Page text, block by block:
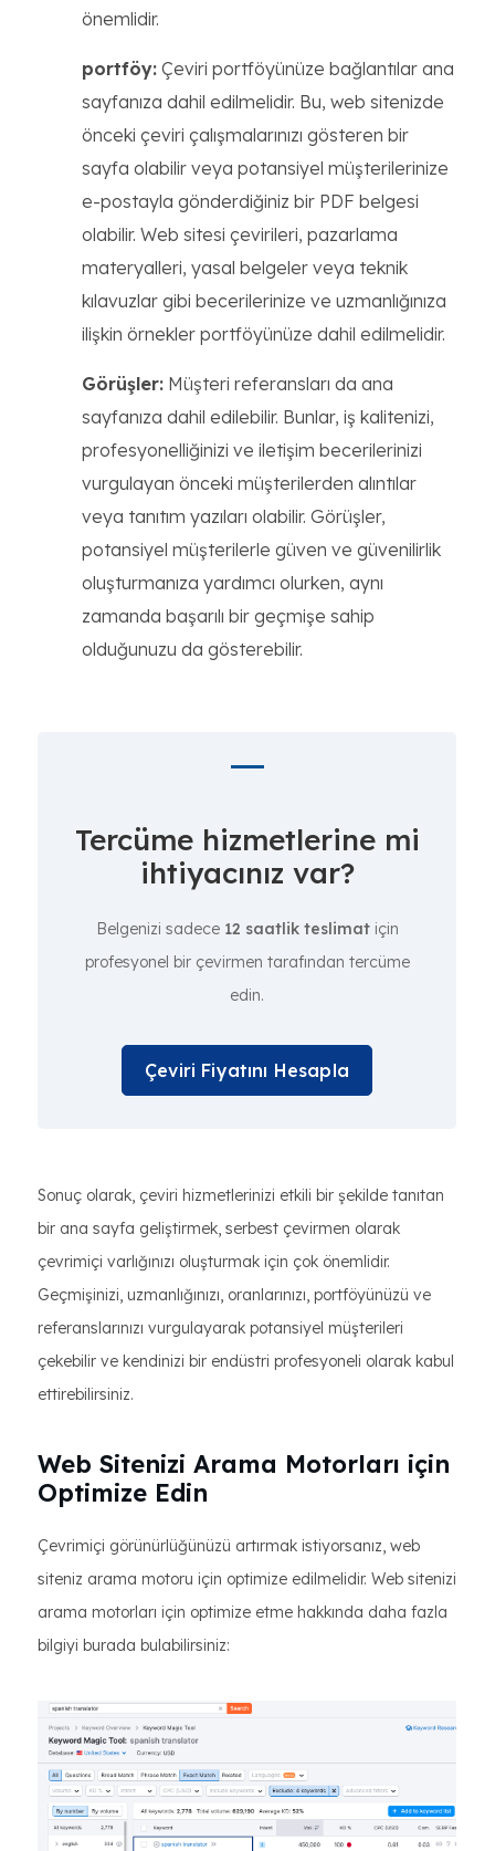
önemlidir.
portföy: Çeviri portföyünüze bağlantılar ana
sayfanıza dahil edilmelidir. Bu, web sitenizde
önceki çeviri çalışmalarınızı gösteren bir
sayfa olabilir veya potansiyel müşterilerinize
e-postayla gönderdiğiniz bir PDF belgesi
olabilir. Web sitesi çevirileri, pazarlama
materyalleri, yasal belgeler veya teknik
kılavuzlar gibi becerilerinize ve uzmanlığınıza
ilişkin örnekler portföyünüze dahil edilmelidir.
Görüşler: Müşteri referansları da ana
sayfanıza dahil edilebilir. Bunlar, iş kalitenizi,
profesyonelliğinizi ve iletişim becerilerinizi
vurgulayan önceki müşterilerden alıntılar
veya tanıtım yazıları olabilir. Görüşler,
potansiyel müşterilerle güven ve güvenilirlik
oluşturmanıza yardımcı olurken, aynı
zamanda başarılı bir geçmişe sahip
olduğunuzu da gösterebilir.
Tercüme hizmetlerine mi
ihtiyacınız var?
Belgenizi sadece 12 saatlik teslimatiçin
profesyonel bir çevirmen tarafından tercüme
edin.
Çeviri Fiyatını Hesapla
Sonuç olarak, çeviri hizmetlerinizi etkili bir şekilde tanıtan
bir ana sayfa geliştirmek, serbest çevirmen olarak
çevrimiçi varlığınızı oluşturmak için çok önemlidir.
Geçmişinizi, uzmanlığınızı, oranlarınızı, portföyünüzü ve
referanslarınızı vurgulayarak potansiyel müşterileri
çekebilir ve kendinizi bir endüstri profesyoneli olarak kabul
ettirebilirsiniz.
Web Sitenizi Arama Motorları için
Optimize Edin
Çevrimiçi görünürlüğünüzü artırmak istiyorsanız, web
siteniz arama motoru için optimize edilmelidir. Web sitenizi
arama motorları için optimize etme hakkında daha fazla
bilgiyi burada bulabilirsiniz: